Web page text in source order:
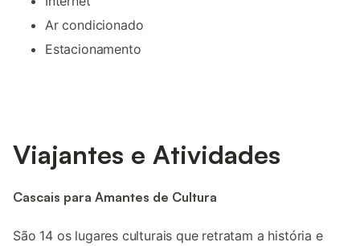
Ar condicionado
Estacionamento
Viajantes e Atividades
Cascais para Amantes de Cultura
São 14 os lugares culturais que retratam a história e